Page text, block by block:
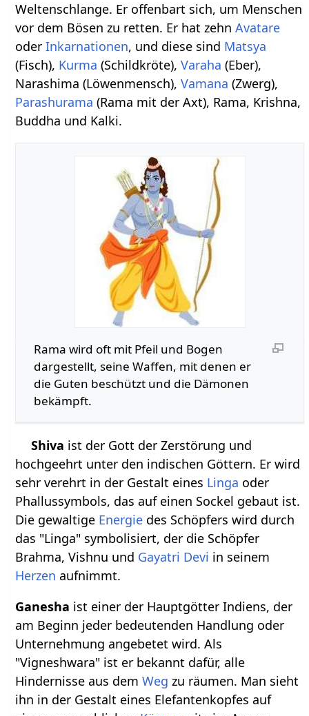
Weltenschlange. Er offenbart sich, um Menschen
vor dem Bösen zu retten. Er hat zehnAvatare
oderInkarnationen, und diese sind Matsya
(Fisch), Kurma (Schildkröte),Varaha (Eber),
Narashima (Löwenmensch),Vamana (Zwerg),
Parashurama (Rama mit der Axt), Rama, Krishna,
Buddha und Kalki.
Rama wird oft mit Pfeil und Bogen
dargestellt, seine Waffen, mit denen er
die Guten beschützt und die Dämonen
bekämpft.
Shiva ist der Gott der Zerstörung und
hochgeehrt unter den indischen Göttern. Er wird
sehr verehrt in der Gestalt eines Linga oder
Phallussymbols, das auf einen Sockel gebaut ist.
Die gewaltige Energie des Schöpfers wird durch
das "Linga" symbolisiert, der die Schöpfer
Brahma, Vishnu und Gayatri Devi in seinem
Herzen aufnimmt.
Ganesha ist einer der Hauptgötter Indiens, der
am Beginn jeder bedeutenden Handlung oder
Unternehmung angebetet wird. Als
"Vigneshwara" ist er bekannt dafür, alle
Hindernisse aus demWeg zu räumen. Man sieht
ihn in der Gestalt eines Elefantenkopfes auf